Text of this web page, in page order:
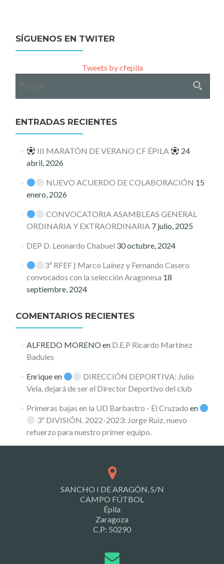
SÍGUENOS EN TWITER
Tweets by cfepila
ENTRADAS RECIENTES
III MARATÓN DE VERANO CF ÉPILA
24
abril, 2026
NUEVO ACUERDO DE COLABORACIÓN 15
enero, 2026
CONVOCATORIA ASAMBLEAS GENERAL
ORDINARIA Y EXTRAORDINARIA 7 julio, 2025
DEP D. Leonardo Chabuel 30 octubre, 2024
3ª RFEF | Marco Laínez y Fernando Casero
convocados con la selección Aragonesa 18
septiembre, 2024
COMENTARIOS RECIENTES
ALFREDO MORENOen D.E.P Ricardo Martínez
Badules
Enriqueen
DIRECCIÓN DEPORTIVA: Julio
Vela, dejará de ser el Director Deportivo del club
Primeras bajas en la UD Barbastro - El Cruzado en
3ª DIVISIÓN. 2022-2023: Jorge Ruiz, nuevo
refuerzo para nuestro primer equipo.
SANCHO I DE ARAGÓN, S/N
CAMPO FÚTBOL
Épila
Zaragoza
C.P: 50290